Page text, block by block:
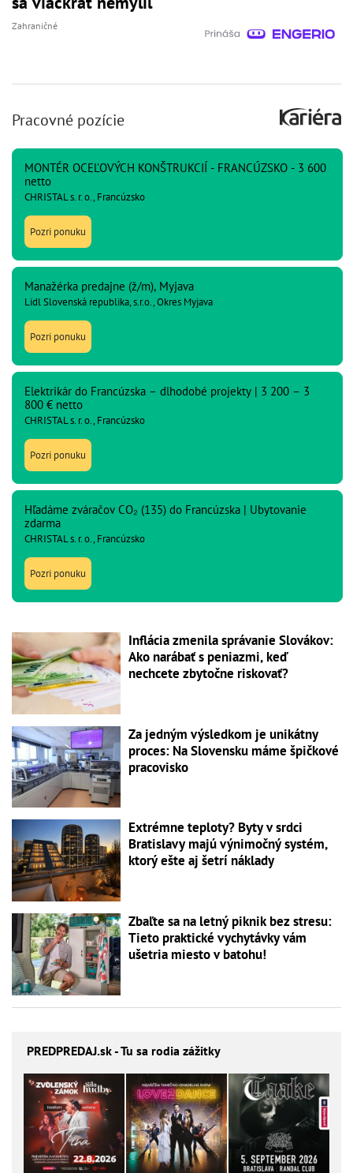
Zahraničné
Pracovné pozície
MONTÉR OCEĽOVÝCH KONŠTRUKCIÍ - FRANCÚZSKO - 3 600
netto
CHRISTAL s. r. o., Francúzsko
Pozri ponuku
Manažérka predajne (ž/m), Myjava
Lidl Slovenská republika, s.r.o., Okres Myjava
Pozri ponuku
Elektrikár do Francúzska – dlhodobé projekty | 3 200 – 3
800 € netto
CHRISTAL s. r. o., Francúzsko
Pozri ponuku
Hľadáme zváračov CO₂ (135) do Francúzska | Ubytovanie
zdarma
CHRISTAL s. r. o., Francúzsko
Pozri ponuku
Inflácia zmenila správanie Slovákov:
Ako narábať s peniazmi, keď
nechcete zbytočne riskovať?
Za jedným výsledkom je unikátny
proces: Na Slovensku máme špičkové
pracovisko
Extrémne teploty? Byty v srdci
Bratislavy majú výnimočný systém,
ktorý ešte aj šetrí náklady
Zbaľte sa na letný piknik bez stresu:
Tieto praktické vychytávky vám
ušetria miesto v batohu!
PREDPREDAJ.sk - Tu sa rodia zážitky